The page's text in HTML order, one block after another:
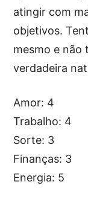
atingir com
objetivos.
mesmo e não
verdadeira
Amor: 4
Trabalho: 4
Sorte: 3
Finanças: 3
Energia: 5